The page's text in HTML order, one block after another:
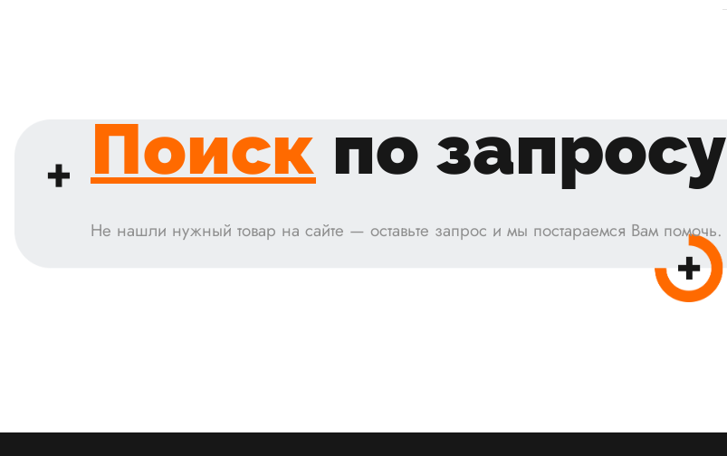
Поиск по запросу
Не нашли нужный товар на сайте — оставьте запрос и мы постараемся Вам помочь.